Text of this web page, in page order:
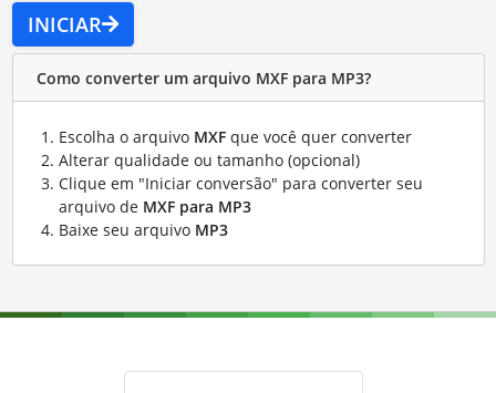
INICIAR
Como converter um arquivo MXF para MP3?
Escolha o arquivo MXFque você quer converter
Alterar qualidade ou tamanho (opcional)
Clique em "Iniciar conversão" para converter seu
arquivo de MXF para MP3
Baixe seu arquivo MP3